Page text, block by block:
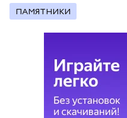
ПАМЯТНИКИ
с сахарным диабетом;
лишним весом.